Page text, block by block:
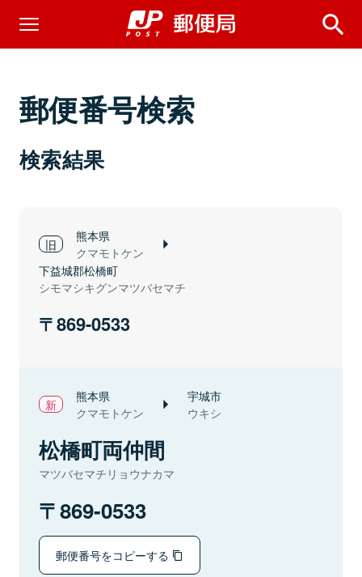
郵便番号検索
検索結果
熊本県
クマモトケン
下益城郡松橋町
シモマシキグンマツバセマチ
869-0533
熊本県
クマモトケン
宇城市
ウキシ
松橋町両仲間
マツバセマチリョウナカマ
869-0533
郵便番号をコピーする